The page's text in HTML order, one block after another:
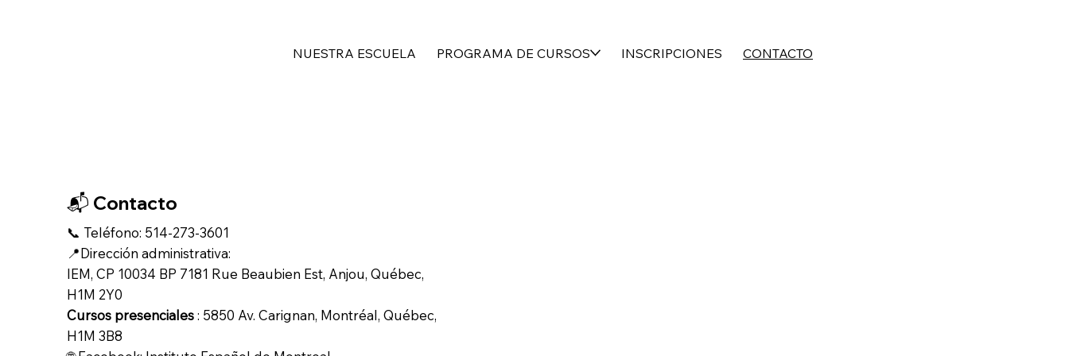
NUESTRA ESCUELA PROGRAMA DE CURSOS INSCRIPCIONES CONTACTO
📬 Contacto
📞 Teléfono: 514-273-3601
📍Dirección administrativa:
IEM, CP 10034 BP 7181 Rue Beaubien Est, Anjou, Québec,
H1M 2Y0
Cursos presenciales: 5850 Av. Carignan, Montréal, Québec,
H1M 3B8